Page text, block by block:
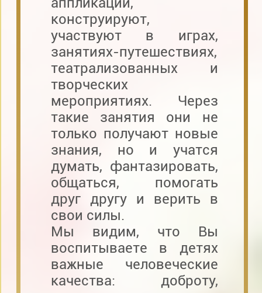
конструируют,
участвуют в играх,
занятиях-путешествиях,
театрализованных и
творческих
мероприятиях. Через
такие занятия они не
только получают новые
знания, но и учатся
думать, фантазировать,
общаться, помогать
друг другу и верить в
свои силы.
Мы видим, что Вы
воспитываете в детях
важные человеческие
качества: доброту,